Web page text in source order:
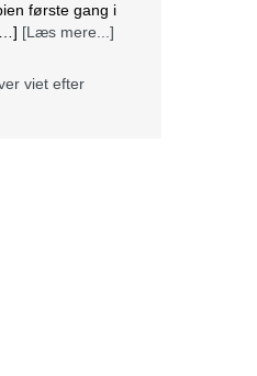
første gang i
[Læs mere...]
viet efter